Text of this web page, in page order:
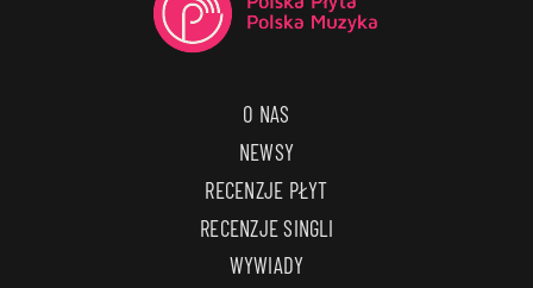
O NAS
NEWSY
RECENZJE PŁYT
RECENZJE SINGLI
WYWIADY